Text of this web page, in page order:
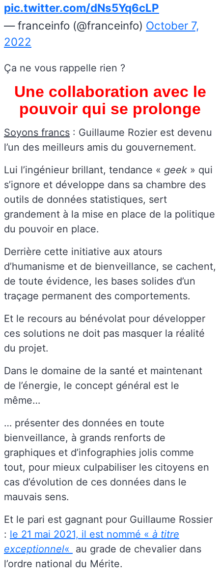
pic.twitter.com/dNs5Yq6cLP
— franceinfo (@franceinfo) October 7,
2022
Ça ne vous rappelle rien ?
Une collaboration avec le
pouvoir qui se prolonge
Soyons francs : Guillaume Rozier est devenu
l’un des meilleurs amis du gouvernement.
Lui l’ingénieur brillant, tendance « geek » qui
s’ignore et développe dans sa chambre des
outils de données statistiques, sert
grandement à la mise en place de la politique
du pouvoir en place.
Derrière cette initiative aux atours
d’humanisme et de bienveillance, se cachent,
de toute évidence, les bases solides d’un
traçage permanent des comportements.
Et le recours au bénévolat pour développer
ces solutions ne doit pas masquer la réalité
du projet.
Dans le domaine de la santé et maintenant
de l’énergie, le concept général est le
même…
… présenter des données en toute
bienveillance, à grands renforts de
graphiques et d’infographies jolis comme
tout, pour mieux culpabiliser les citoyens en
cas d’évolution de ces données dans le
mauvais sens.
Et le pari est gagnant pour Guillaume Rossier
: le 21 mai 2021, il est nommé « à titre
exceptionnel«
au grade de chevalier dans
l’ordre national du Mérite.